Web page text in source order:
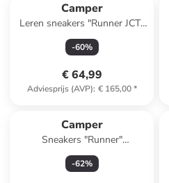
Camper
Leren sneakers "Runner JCT"
bruin
-60%
€ 64,99
Adviesprijs (AVP): € 165,00*
Camper
Sneakers "Runner"
kaki/lichtblauw
-62%